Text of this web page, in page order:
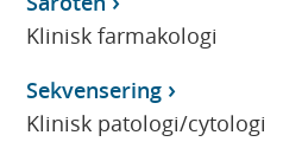
Klinisk farmakologi
Sekvensering
Klinisk patologi/cytologi